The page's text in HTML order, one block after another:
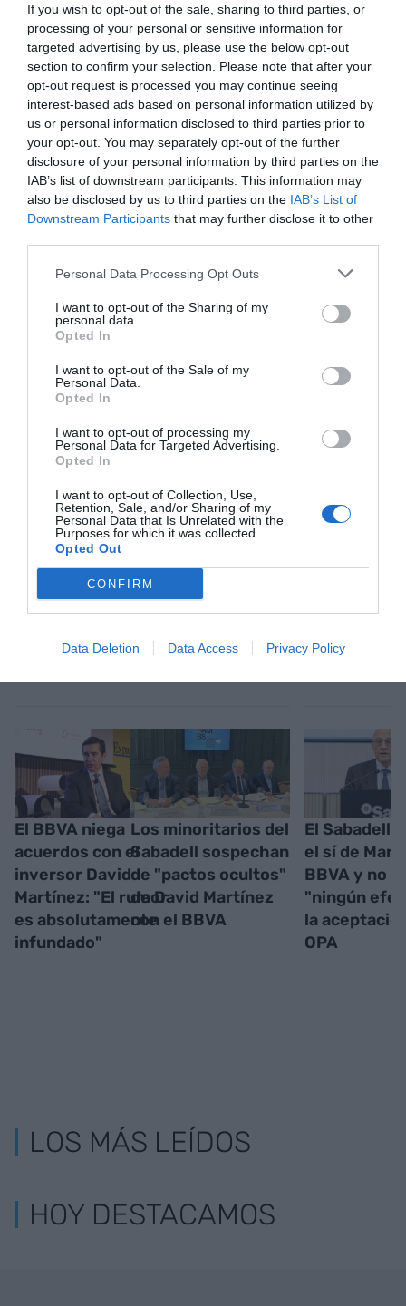
If you wish to opt-out of the sale, sharing to third parties, or
processing of your personal or sensitive information for
targeted advertising by us, please use the below opt-out
section to confirm your selection. Please note that after your
opt-out request is processed you may continue seeing
interest-based ads based on personal information utilized by
us or personal information disclosed to third parties prior to
your opt-out. You may separately opt-out of the further
disclosure of your personal information by third parties on the
IAB’s list of downstream participants. This information may
also be disclosed by us to third parties on the IAB’s List of
Downstream Participants that may further disclose it to other
Personal Data Processing Opt Outs
I want to opt-out of the Sharing of my
personal data.
Opted In
I want to opt-out of the Sale of my
Personal Data.
Opted In
I want to opt-out of processing my
Personal Data for Targeted Advertising.
Opted In
I want to opt-out of Collection, Use,
Retention, Sale, and/or Sharing of my
Personal Data that Is Unrelated with the
Purposes for which it was collected.
Opted Out
CONFIRM
Data Deletion Data Access Privacy Policy
aceptación de la OPA, el presidente del Sabadell
ha subrayado que si el BBVA no alcanza el 50% "lo
normal sería que cada uno se dedicara a lo suyo y
deje al Sabadell seguir su camino, que de
momento genera valor".
Según Oliu, en caso de quedarse entre el 30% y
50% de la aceptación de la OPA -como apuntan
las estimaciones del banco catalán-, el BBVA
tendrá 24 horas para decidir si acepta o no el
resultado y, si decide seguir adelante, "la ley le
parecer, no ocurrirá.
AñadirVIA Empresa
como fuente preferida
de Google de forma gratuita
actualidad
ACTIVAR AHORA
RELACIONADAS
El BBVA niega
acuerdos con el
inversor David
Martínez: "El rumor
es absolutamente
infundado"
Los minoritarios del
Sabadell sospechan
de "pactos ocultos"
de David Martínez
con el BBVA
El Sabadell
el sí de
BBVA y no
"ningún
la
OPA
LOS MÁS LEÍDOS
HOY DESTACAMOS